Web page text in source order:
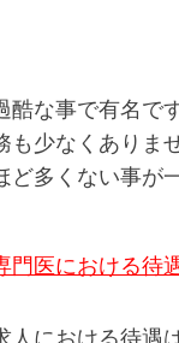
酷な事で有名で
も少なくありま
ど多くない事が
門医における待
人における待遇